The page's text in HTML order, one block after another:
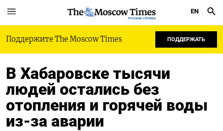
РУССКАЯ СЛУЖБА
EN
Поддержите The Moscow Times ПОДДЕРЖАТЬ
В Хабаровске тысячи
людей остались без
отопления и горячей воды
из-за аварии